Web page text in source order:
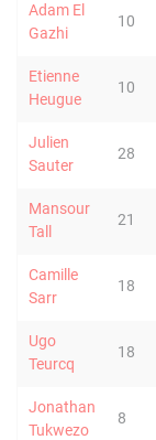
Adam El
Gazhi
10
Etienne
Heugue
10
Julien
Sauter
28
Mansour
Tall
21
Camille
Sarr
18
Ugo
Teurcq
18
Jonathan
Tukwezo
8